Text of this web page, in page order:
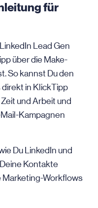
für
Lead Gen
über die Make-
So kannst Du den
in KlickTipp
und Arbeit und
Kampagnen
Du LinkedIn und
Kontakte
Marketing-Workflows